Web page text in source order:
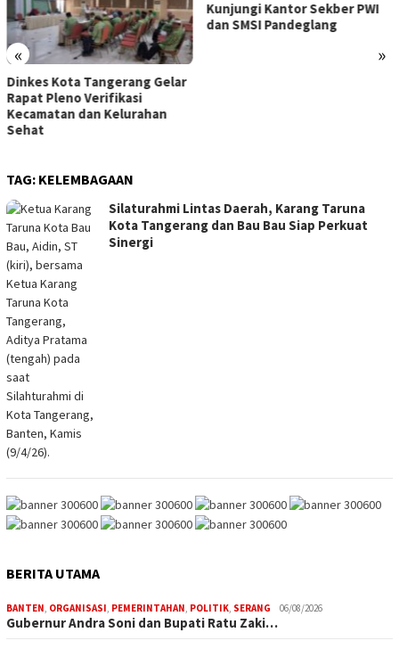
« »
Kunjungi Kantor Sekber PWI
dan SMSI Pandeglang
Siap Perkuat Pelayanan
Masyarakat
TAG: KELEMBAGAAN
Silaturahmi Lintas Daerah, Karang Taruna
Kota Tangerang dan Bau Bau Siap Perkuat
Sinergi
BERITA UTAMA
BANTEN ORGANISASI PEMERINTAHAN POLITIK SERANG 06/08/2026
Gubernur Andra Soni dan Bupati Ratu Zaki…